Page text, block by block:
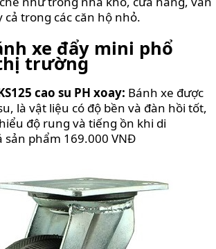
trong các căn hộ nhỏ.
xe đẩy mini phổ
trường
cao su PH xoay: Bánh xe được
là vật liệu có độ bền và đàn hồi tốt,
độ rung và tiếng ồn khi di
sản phẩm 169.000 VNĐ